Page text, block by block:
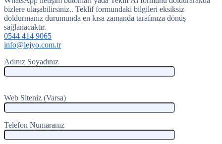
bizlere ulaşabilirsiniz.. Teklif formundaki bilgileri eksiksiz
doldurmanız durumunda en kısa zamanda tarafınıza dönüş
sağlanacaktır.
0544 414 9065
info@lejyo.com.tr
Adınız Soyadınız
Web Siteniz (Varsa)
Telefon Numaranız